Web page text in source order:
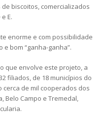
biscoitos, comercializados
E.
enorme e com possibilidade
bom “ganha-ganha”.
que envolve este projeto, a
filiados, de 18 municípios do
de mil cooperados dos
Belo Campo e Tremedal,